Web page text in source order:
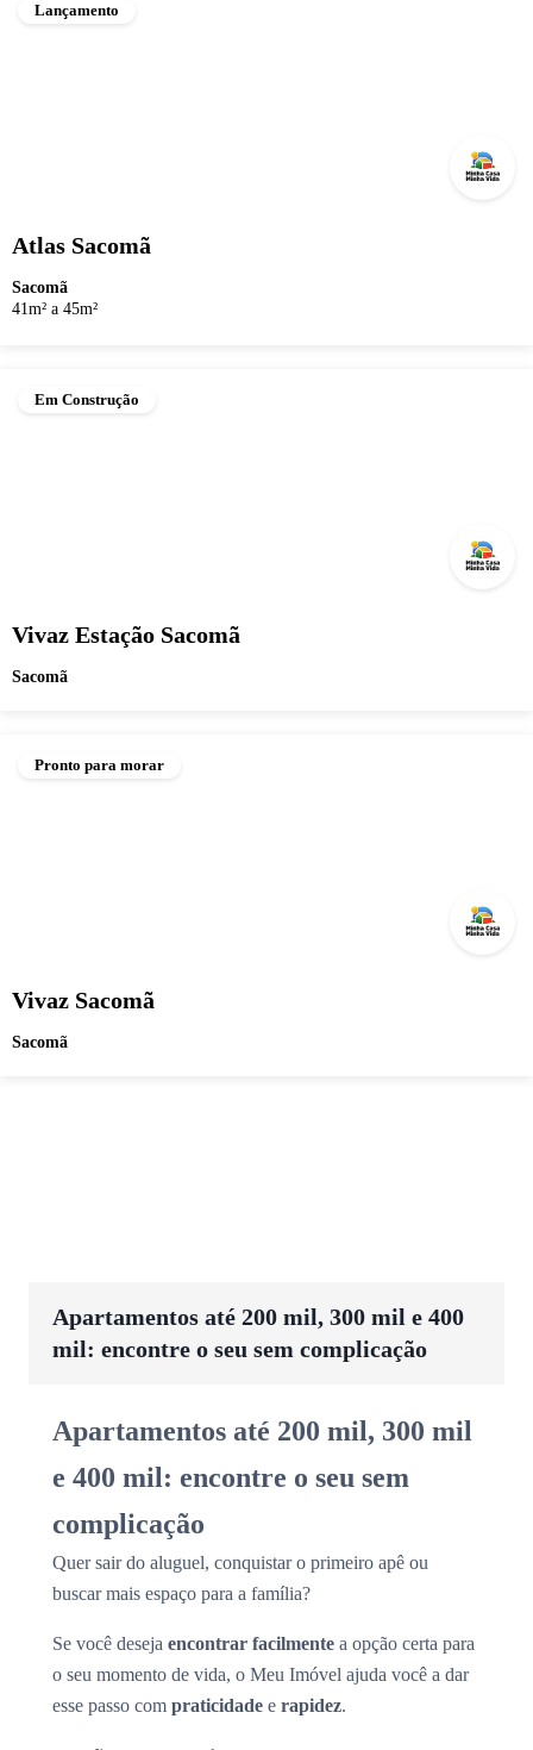
Lançamento
Atlas Sacomã
Sacomã
41m² a 45m²
Em Construção
Vivaz Estação Sacomã
Sacomã
Pronto para morar
Vivaz Sacomã
Sacomã
Apartamentos até 200 mil, 300 mil e 400
mil: encontre o seu sem complicação
Apartamentos até 200 mil, 300 mil
e 400 mil: encontre o seu sem
complicação
Quer sair do aluguel, conquistar o primeiro apê ou
buscar mais espaço para a família?
Se você deseja encontrar facilmente a opção certa para
o seu momento de vida, o Meu Imóvel ajuda você a dar
esse passo com praticidade e rapidez.